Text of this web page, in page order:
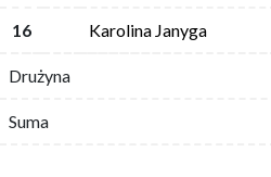
16 Karolina Janyga
Drużyna
Suma
16 Karolina Janyga
Drużyna
Suma